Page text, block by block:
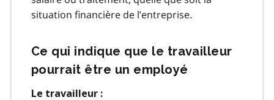
situation financière de l’entreprise.
Ce qui indique que le travailleur
pourrait être un employé
Le travailleur :